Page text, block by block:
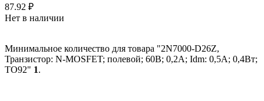
87.92 ₽
Нет в наличии
Минимальное количество для товара "2N7000-D26Z,
Транзистор: N-MOSFET; полевой; 60В; 0,2А; Idm: 0,5А; 0,4Вт;
TO92" 1.